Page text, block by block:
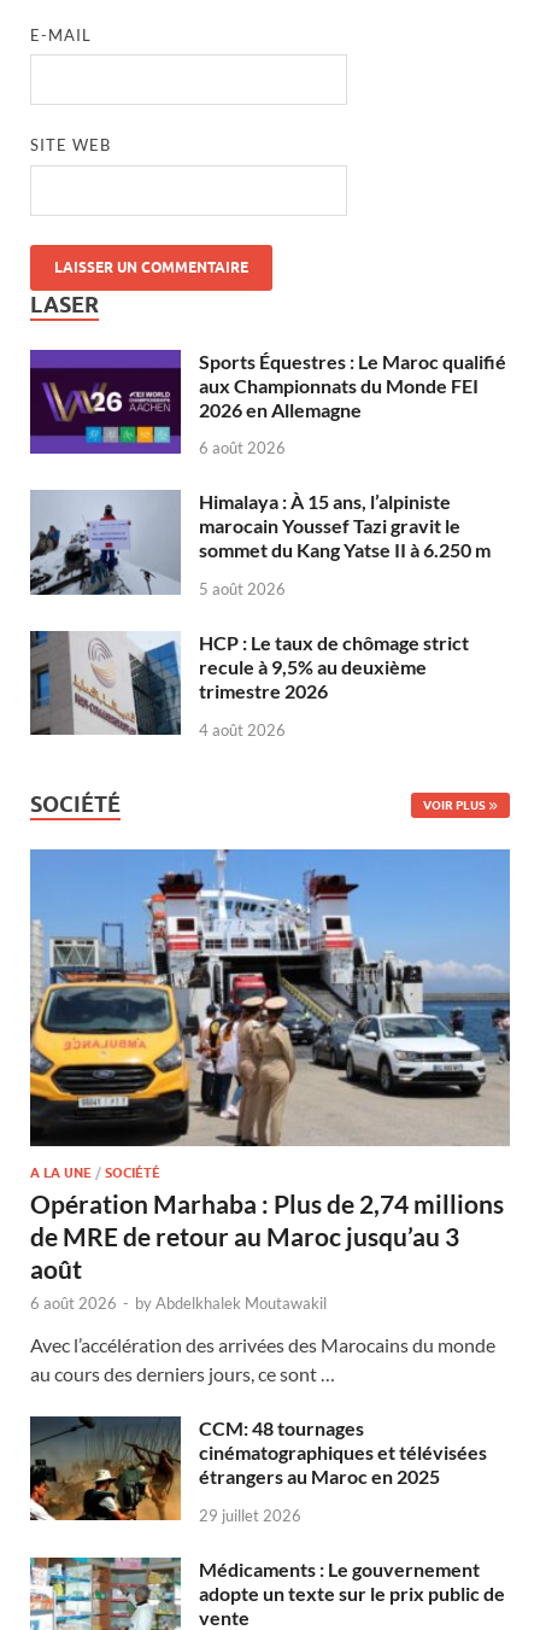
E-MAIL
SITE WEB
LASER
Sports Équestres : Le Maroc qualifié
aux Championnats du Monde FEI
2026 en Allemagne
6 août 2026
Himalaya : À 15 ans, l’alpiniste
marocain Youssef Tazi gravit le
sommet du Kang Yatse II à 6.250 m
5 août 2026
HCP : Le taux de chômage strict
recule à 9,5% au deuxième
trimestre 2026
4 août 2026
SOCIÉTÉ VOIR PLUS
A LA UNE / SOCIÉTÉ
Opération Marhaba : Plus de 2,74 millions
de MRE de retour au Maroc jusqu’au 3
août
6 août 2026 - byAbdelkhalek Moutawakil
Avec l’accélération des arrivées des Marocains du monde
au cours des derniers jours, ce sont …
CCM: 48 tournages
cinématographiques et télévisées
étrangers au Maroc en 2025
29 juillet 2026
Médicaments : Le gouvernement
adopte un texte sur le prix public de
vente